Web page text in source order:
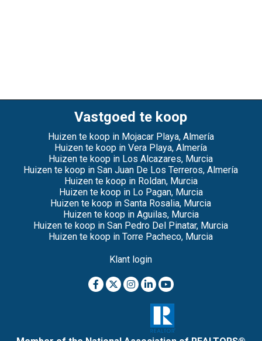
Vastgoed te koop
Huizen te koop in Mojacar Playa, Almería
Huizen te koop in Vera Playa, Almería
Huizen te koop in Los Alcazares, Murcia
Huizen te koop in San Juan De Los Terreros, Almería
Huizen te koop in Roldan, Murcia
Huizen te koop in Lo Pagan, Murcia
Huizen te koop in Santa Rosalia, Murcia
Huizen te koop in Aguilas, Murcia
Huizen te koop in San Pedro Del Pinatar, Murcia
Huizen te koop in Torre Pacheco, Murcia
Klant login